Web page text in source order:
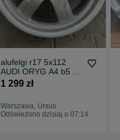
alufelgi r17 5x112
AUDI ORYG A4 b5 b6
b7 b8 b9 A5 8T A6 c5
1 299 zł
Warszawa, Ursus
Odświeżono dzisiaj o 07:14